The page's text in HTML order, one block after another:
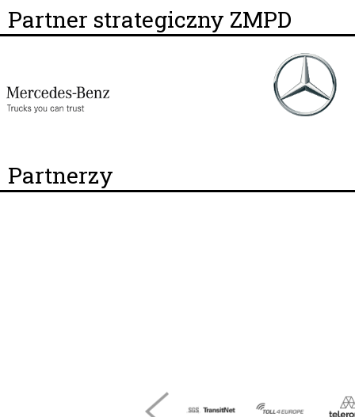
Partner strategiczny ZMPD
Partnerzy